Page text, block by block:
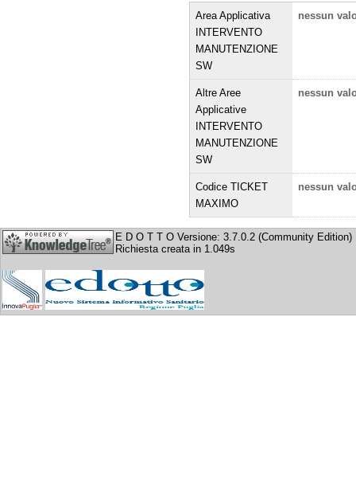
Area Applicativa
INTERVENTO
MANUTENZIONE
SW
nessun
Altre Aree
Applicative
INTERVENTO
MANUTENZIONE
SW
nessun
Codice TICKET
MAXIMO
nessun
E D O T T O Versione: 3.7.0.2 (Community Edition)
Richiesta creata in 1.049s